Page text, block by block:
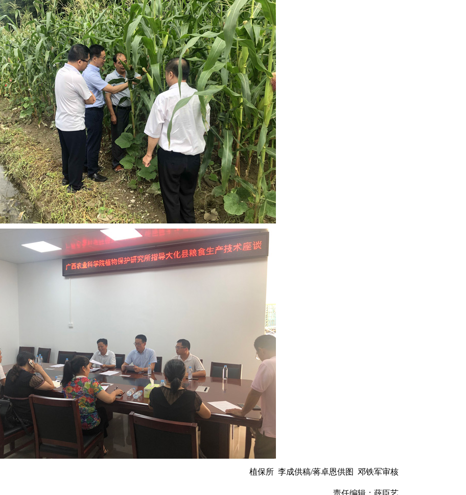
植保所 李成供稿/蒋卓恩供图 邓铁军审核
责任编辑：薛臣艺